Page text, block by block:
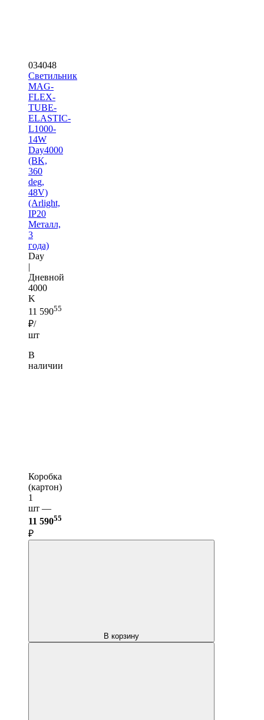
034048
Светильник
MAG-
FLEX-
TUBE-
ELASTIC-
L1000-
14W
Day4000
(BK,
360
deg,
48V)
(Arlight,
IP20
Металл,
3
года)
Day
|
Дневной
4000
K
11 59055
₽/
шт
В
наличии
Коробка
(картон)
1
шт —
11 59055
₽
В корзину